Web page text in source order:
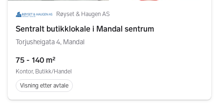
Røyset & Haugen AS
Sentralt butikklokale i Mandal sentrum
Torjusheigata 4, Mandal
75 - 140 m²
Kontor, Butikk/Handel
Visning etter avtale